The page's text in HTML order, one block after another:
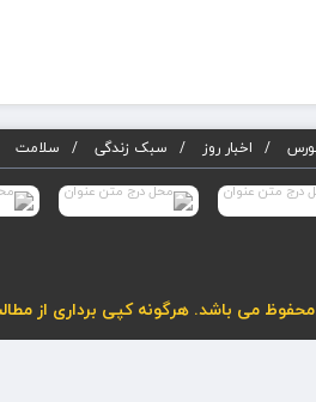
اخبار روز سبک زندگی سلامت